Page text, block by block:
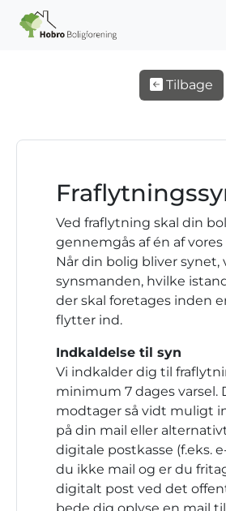
Gå til hovedindhold
Tilbage
Ved fraflytning skal din
gennemgås af én af
Når din bolig bliver synet,
synsmanden, hvilke
der skal foretages inden
flytter ind.
Indkaldelse til syn
Vi indkalder dig til
minimum 7 dages varsel.
modtager så vidt muligt
på din mail eller
digitale postkasse (f.eks.
du ikke mail og er du
digitalt post ved det